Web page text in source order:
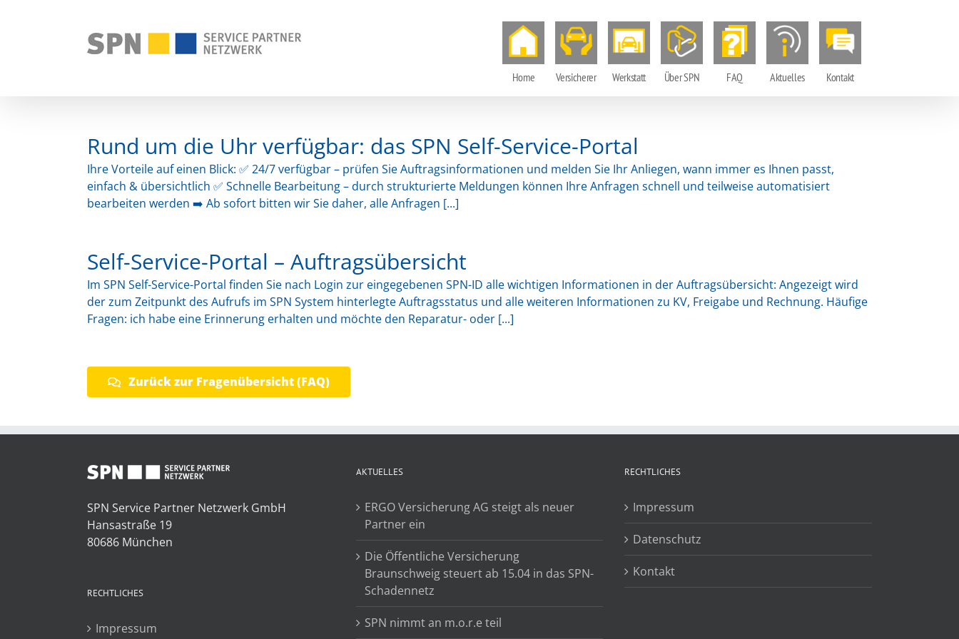
Home Versicherer Werkstatt Über SPN FAQ Aktuelles Kontakt
Rund um die Uhr verfügbar: das SPN Self-Service-Portal
Ihre Vorteile auf einen Blick: ✅ 24/7 verfügbar – prüfen Sie Auftragsinformationen und melden Sie Ihr Anliegen, wann immer es Ihnen passt,
einfach & übersichtlich ✅ Schnelle Bearbeitung – durch strukturierte Meldungen können Ihre Anfragen schnell und teilweise automatisiert
bearbeiten werden ➡️ Ab sofort bitten wir Sie daher, alle Anfragen [...]
Self-Service-Portal – Auftragsübersicht
Im SPN Self-Service-Portal finden Sie nach Login zur eingegebenen SPN-ID alle wichtigen Informationen in der Auftragsübersicht: Angezeigt wird
der zum Zeitpunkt des Aufrufs im SPN System hinterlegte Auftragsstatus und alle weiteren Informationen zu KV, Freigabe und Rechnung. Häufige
Fragen: ich habe eine Erinnerung erhalten und möchte den Reparatur- oder [...]
Zurück zur Fragenübersicht (FAQ)
SPN Service Partner Netzwerk GmbH
Hansastraße 19
80686 München
RECHTLICHES
Impressum
AKTUELLES
ERGO Versicherung AG steigt als neuer
Partner ein
Die Öffentliche Versicherung
Braunschweig steuert ab 15.04 in das SPN-
Schadennetz
SPN nimmt an m.o.r.e teil
RECHTLICHES
Impressum
Datenschutz
Kontakt